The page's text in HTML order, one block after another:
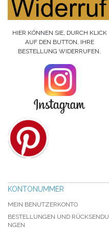
HIER KÖNNEN SIE, DURCH KLICK
AUF DEN BUTTON, IHRE
BESTELLUNG WIDERRUFEN.
KONTONUMMER
MEIN BENUTZERKONTO
BESTELLUNGEN UND RÜCKSENDU
NGEN